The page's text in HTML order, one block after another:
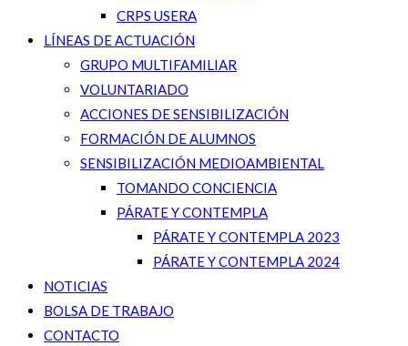
CRPS USERA
LÍNEAS DE ACTUACIÓN
GRUPO MULTIFAMILIAR
VOLUNTARIADO
ACCIONES DE SENSIBILIZACIÓN
FORMACIÓN DE ALUMNOS
SENSIBILIZACIÓN MEDIOAMBIENTAL
TOMANDO CONCIENCIA
PÁRATE Y CONTEMPLA
PÁRATE Y CONTEMPLA 2023
PÁRATE Y CONTEMPLA 2024
NOTICIAS
BOLSA DE TRABAJO
CONTACTO